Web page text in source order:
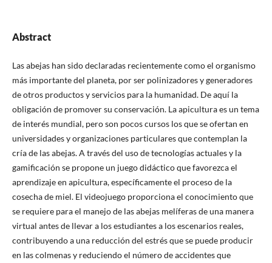
Abstract
Las abejas han sido declaradas recientemente como el organismo
más importante del planeta, por ser polinizadores y generadores
de otros productos y servicios para la humanidad. De aquí la
obligación de promover su conservación. La apicultura es un tema
de interés mundial, pero son pocos cursos los que se ofertan en
universidades y organizaciones particulares que contemplan la
cría de las abejas. A través del uso de tecnologías actuales y la
gamificación se propone un juego didáctico que favorezca el
aprendizaje en apicultura, específicamente el proceso de la
cosecha de miel. El videojuego proporciona el conocimiento que
se requiere para el manejo de las abejas melíferas de una manera
virtual antes de llevar a los estudiantes a los escenarios reales,
contribuyendo a una reducción del estrés que se puede producir
en las colmenas y reduciendo el número de accidentes que